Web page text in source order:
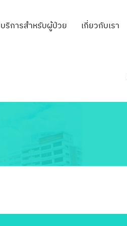
บริการสำหรับผู้ป่วย เกี่ยวกับเรา